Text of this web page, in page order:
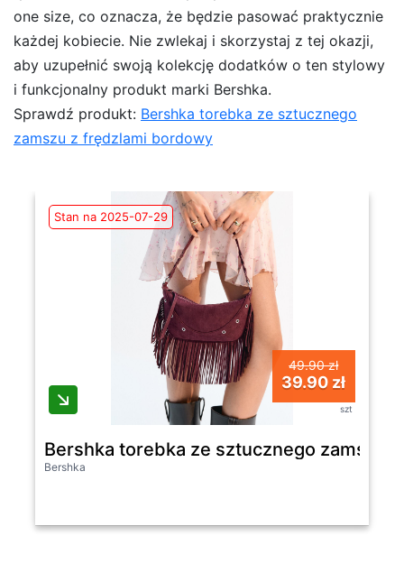
one size, co oznacza, że będzie pasować praktycznie
każdej kobiecie. Nie zwlekaj i skorzystaj z tej okazji,
aby uzupełnić swoją kolekcję dodatków o ten stylowy
i funkcjonalny produkt marki Bershka.
Sprawdź produkt: Bershka torebka ze sztucznego
zamszu z frędzlami bordowy
Stan na 2025-07-29
49.90 zł
39.90 zł
szt
Bershka torebka ze sztucznego zamszu
Bershka